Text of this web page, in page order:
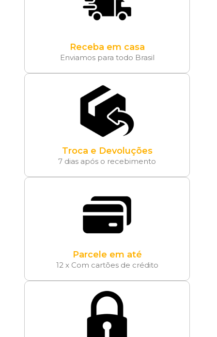
Receba em casa
Enviamos para todo Brasil
Troca e Devoluções
7 dias após o recebimento
Parcele em até
12 x Com cartões de crédito